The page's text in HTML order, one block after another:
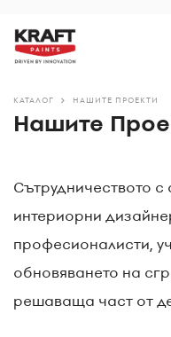
към
основното
КАТАЛОГ НАШИТЕ ПРОЕКТИ
Нашите
Сътрудничеството с
интериорни
професионалисти,
обновяването на
решаваща част от